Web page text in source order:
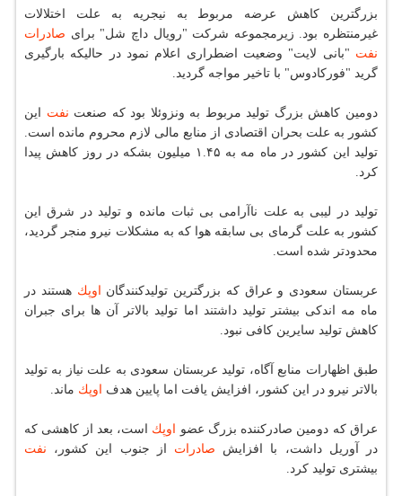
بزرگترین كاهش عرضه مربوط به نیجریه به علت اختلالات
غیرمنتظره بود. زیرمجموعه شركت "رویال داچ شل" برای صادرات
نفت "بانی لایت" وضعیت اضطراری اعلام نمود در حالیكه بارگیری
گرید "فوركادوس" با تاخیر مواجه گردید.
دومین كاهش بزرگ تولید مربوط به ونزوئلا بود كه صنعت نفت این
كشور به علت بحران اقتصادی از منابع مالی لازم محروم مانده است.
تولید این كشور در ماه مه به ۱.۴۵ میلیون بشكه در روز كاهش پیدا
كرد.
تولید در لیبی به علت ناآرامی بی ثبات مانده و تولید در شرق این
كشور به علت گرمای بی سابقه هوا كه به مشكلات نیرو منجر گردید،
محدودتر شده است.
عربستان سعودی و عراق كه بزرگترین تولیدكنندگان اوپك هستند در
ماه مه اندكی بیشتر تولید داشتند اما تولید بالاتر آن ها برای جبران
كاهش تولید سایرین كافی نبود.
طبق اظهارات منابع آگاه، تولید عربستان سعودی به علت نیاز به تولید
بالاتر نیرو در این كشور، افزایش یافت اما پایین هدف اوپك ماند.
عراق كه دومین صادركننده بزرگ عضو اوپك است، بعد از كاهشی كه
در آوریل داشت، با افزایش صادرات از جنوب این كشور، نفت
بیشتری تولید كرد.